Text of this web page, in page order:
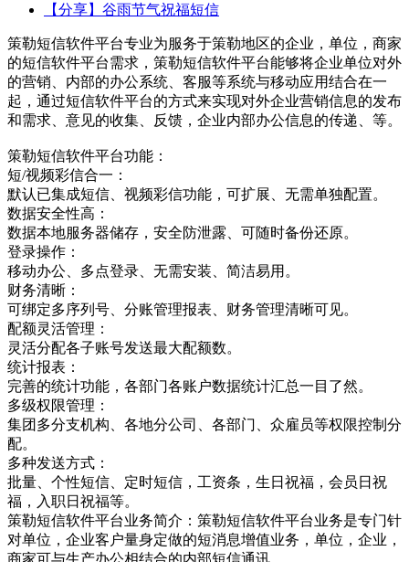
【分享】谷雨节气祝福短信
策勒短信软件平台专业为服务于策勒地区的企业，单位，商家
的短信软件平台需求，策勒短信软件平台能够将企业单位对外
的营销、内部的办公系统、客服等系统与移动应用结合在一
起，通过短信软件平台的方式来实现对外企业营销信息的发布
和需求、意见的收集、反馈，企业内部办公信息的传递、等。
策勒短信软件平台功能：
短/视频彩信合一：
默认已集成短信、视频彩信功能，可扩展、无需单独配置。
数据安全性高：
数据本地服务器储存，安全防泄露、可随时备份还原。
登录操作：
移动办公、多点登录、无需安装、简洁易用。
财务清晰：
可绑定多序列号、分账管理报表、财务管理清晰可见。
配额灵活管理：
灵活分配各子账号发送最大配额数。
统计报表：
完善的统计功能，各部门各账户数据统计汇总一目了然。
多级权限管理：
集团多分支机构、各地分公司、各部门、众雇员等权限控制分
配。
多种发送方式：
批量、个性短信、定时短信，工资条，生日祝福，会员日祝
福，入职日祝福等。
策勒短信软件平台业务简介：策勒短信软件平台业务是专门针
对单位，企业客户量身定做的短消息增值业务，单位，企业，
商家可与生产办公相结合的内部短信通讯，